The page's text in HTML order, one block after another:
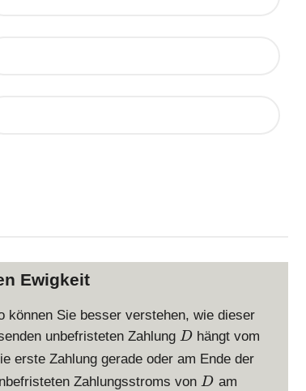
Ewigkeit
können Sie besser verstehen, wie dieser
unbefristeten Zahlung D
D hängt vom
erste Zahlung gerade oder am Ende der
Zahlungsstroms von D
D am